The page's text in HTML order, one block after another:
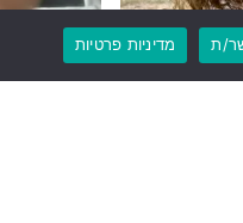
ת מדיניות פרטיות